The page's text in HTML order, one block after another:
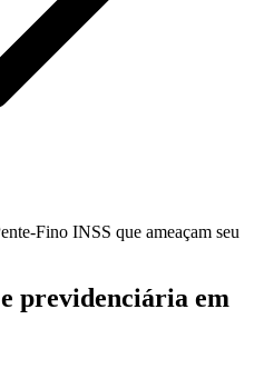
Fino INSS que ameaçam seu
previdenciária em